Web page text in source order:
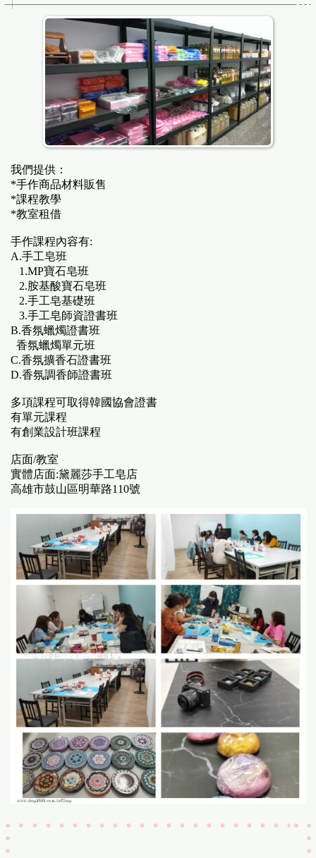
我們提供：
*手作商品材料販售
*課程教學
*教室租借
手作課程內容有:
A.手工皂班
1.MP寶石皂班
2.胺基酸寶石皂班
2.手工皂基礎班
3.手工皂師資證書班
B.香氛蠟燭證書班
香氛蠟燭單元班
C.香氛擴香石證書班
D.香氛調香師證書班
多項課程可取得韓國協會證書
有單元課程
有創業設計班課程
店面/教室
實體店面:黛麗莎手工皂店
高雄市鼓山區明華路110號